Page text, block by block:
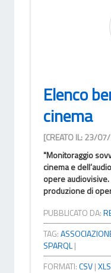
Elenco
cinema
[CREATO IL: 23/
"Monitoraggio
cinema e
opere
produzione di
PUBBLICATO DA:
TAG:
SPARQL|
FORMATI:CSV|